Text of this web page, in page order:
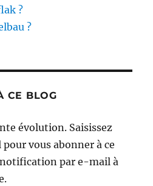
?
?
CE BLOG
évolution. Saisissez
vous abonner à ce
par e-mail à